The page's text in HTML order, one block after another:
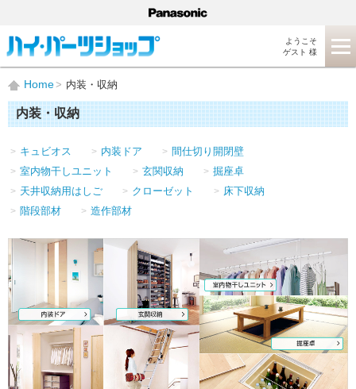
ようこそ
ゲスト 様
Home 内装・収納
内装・収納
キュビオス 内装ドア
間仕切り開閉壁
室内物干しユニット
玄関収納
掘座卓
天井収納用はしご
クローゼット
床下収納
階段部材
造作部材